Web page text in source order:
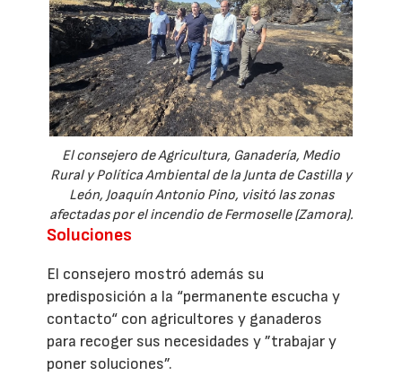
El consejero de Agricultura, Ganadería, Medio
Rural y Política Ambiental de la Junta de Castilla y
León, Joaquín Antonio Pino, visitó las zonas
afectadas por el incendio de Fermoselle (Zamora).
Soluciones
El consejero mostró además su
predisposición a la “permanente escucha y
contacto“ con agricultores y ganaderos
para recoger sus necesidades y ”trabajar y
poner soluciones”.